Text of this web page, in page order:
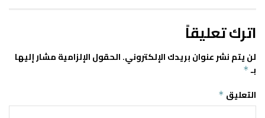
اترك تعليقاً
لن يتم نشر عنوان بريدك الإلكتروني.الحقول الإلزامية مشار إليها
بـ *
التعليق *